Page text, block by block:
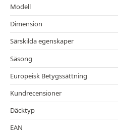
Modell
Dimension
Särskilda egenskaper
Säsong
Europeisk Betygssättning
Kundrecensioner
Däcktyp
EAN